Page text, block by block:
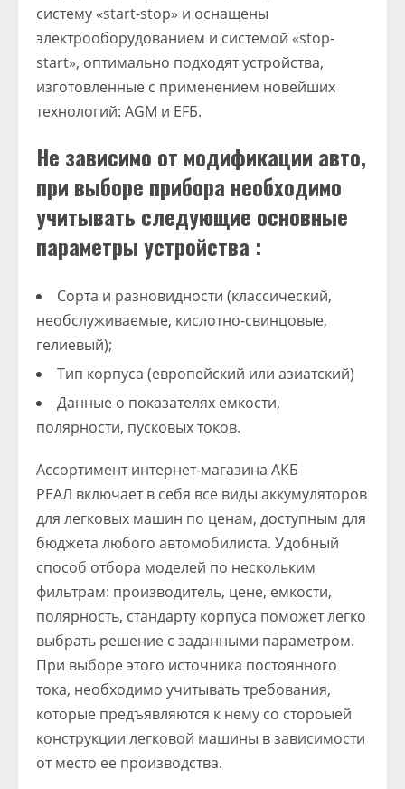
систему «start-stop» и оснащены
электрооборудованием и системой «stop-
start», оптимально подходят устройства,
изготовленные с применением новейших
технологий: AGM и EFБ.
Не зависимо от модификации авто,
при выборе прибора необходимо
учитывать следующие основные
параметры устройства :
Сорта и разновидности (классический,
необслуживаемые, кислотно-свинцовые,
гелиевый);
Тип корпуса (европейский или азиатский)
Данные о показателях емкости,
полярности, пусковых токов.
Ассортимент интернет-магазина АКБ
РЕАЛ включает в себя все виды аккумуляторов
для легковых машин по ценам, доступным для
бюджета любого автомобилиста. Удобный
способ отбора моделей по нескольким
фильтрам: производитель, цене, емкости,
полярность, стандарту корпуса поможет легко
выбрать решение с заданными параметром.
При выборе этого источника постоянного
тока, необходимо учитывать требования,
которые предъявляются к нему со стороыей
конструкции легковой машины в зависимости
от место ее производства.